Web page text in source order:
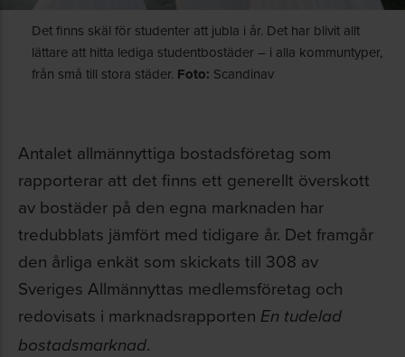
Det finns skäl för studenter att jubla i år. Det har blivit allt
lättare att hitta lediga studentbostäder – i alla kommuntyper,
från små till stora städer. Foto: Scandinav
Antalet allmännyttiga bostadsföretag som
rapporterar att det finns ett generellt överskott
av bostäder på den egna marknaden har
tredubblats jämfört med tidigare år. Det framgår
den årliga enkät som skickats till 308 av
Sveriges Allmännyttas medlemsföretag och
redovisats i marknadsrapporten En tudelad
bostadsmarknad.